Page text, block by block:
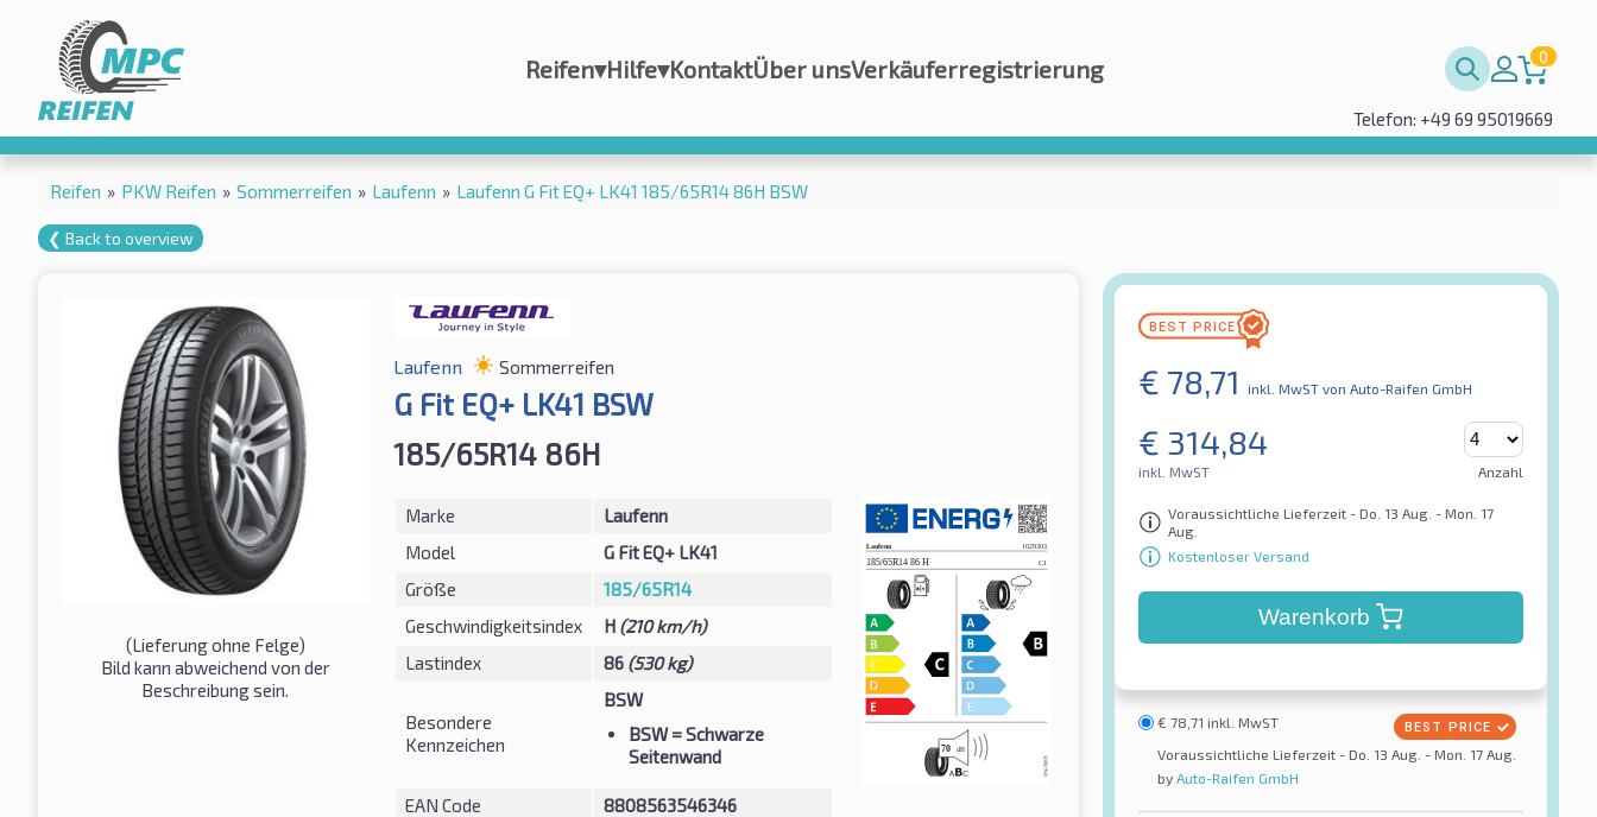
Reifen▾Hilfe▾KontaktÜber unsVerkäuferregistrierung 0
Telefon: +49 69 95019669
Reifen » PKW Reifen » Sommerreifen » Laufenn » Laufenn G Fit EQ+ LK41 185/65R14 86H BSW
❮ Back to overview
(Lieferung ohne Felge)
Bild kann abweichend von der
Beschreibung sein.
Laufenn Sommerreifen
G Fit EQ+ LK41 BSW
185/65R14 86H
Marke
Laufenn
Model
G Fit EQ+ LK41
Größe
185/65R14
Geschwindigkeitsindex
H (210 km/h)
Lastindex
86 (530 kg)
Besondere
Kennzeichen
BSW
BSW= Schwarze
Seitenwand
EAN Code 8808563546346
€ 78,71 inkl. MwST von Auto-Raifen GmbH
€ 314,84
inkl. MwST Anzahl
Voraussichtliche Lieferzeit - Do. 13 Aug. - Mon. 17
Aug.
Kostenloser Versand
Warenkorb
€ 78,71 inkl. MwST
Voraussichtliche Lieferzeit - Do. 13 Aug. - Mon. 17 Aug.
by Auto-Raifen GmbH